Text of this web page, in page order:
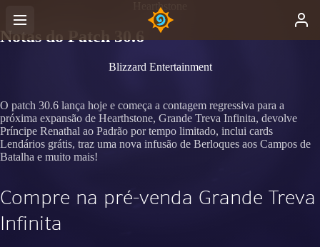
Hearthstone
Notas do Patch 30.6
Blizzard Entertainment
O patch 30.6 lança hoje e começa a contagem regressiva para a
próxima expansão de Hearthstone, Grande Treva Infinita, devolve
Príncipe Renathal ao Padrão por tempo limitado, inclui cards
Lendários grátis, traz uma nova infusão de Berloques aos Campos de
Batalha e muito mais!
Compre na pré-venda Grande Treva
Infinita